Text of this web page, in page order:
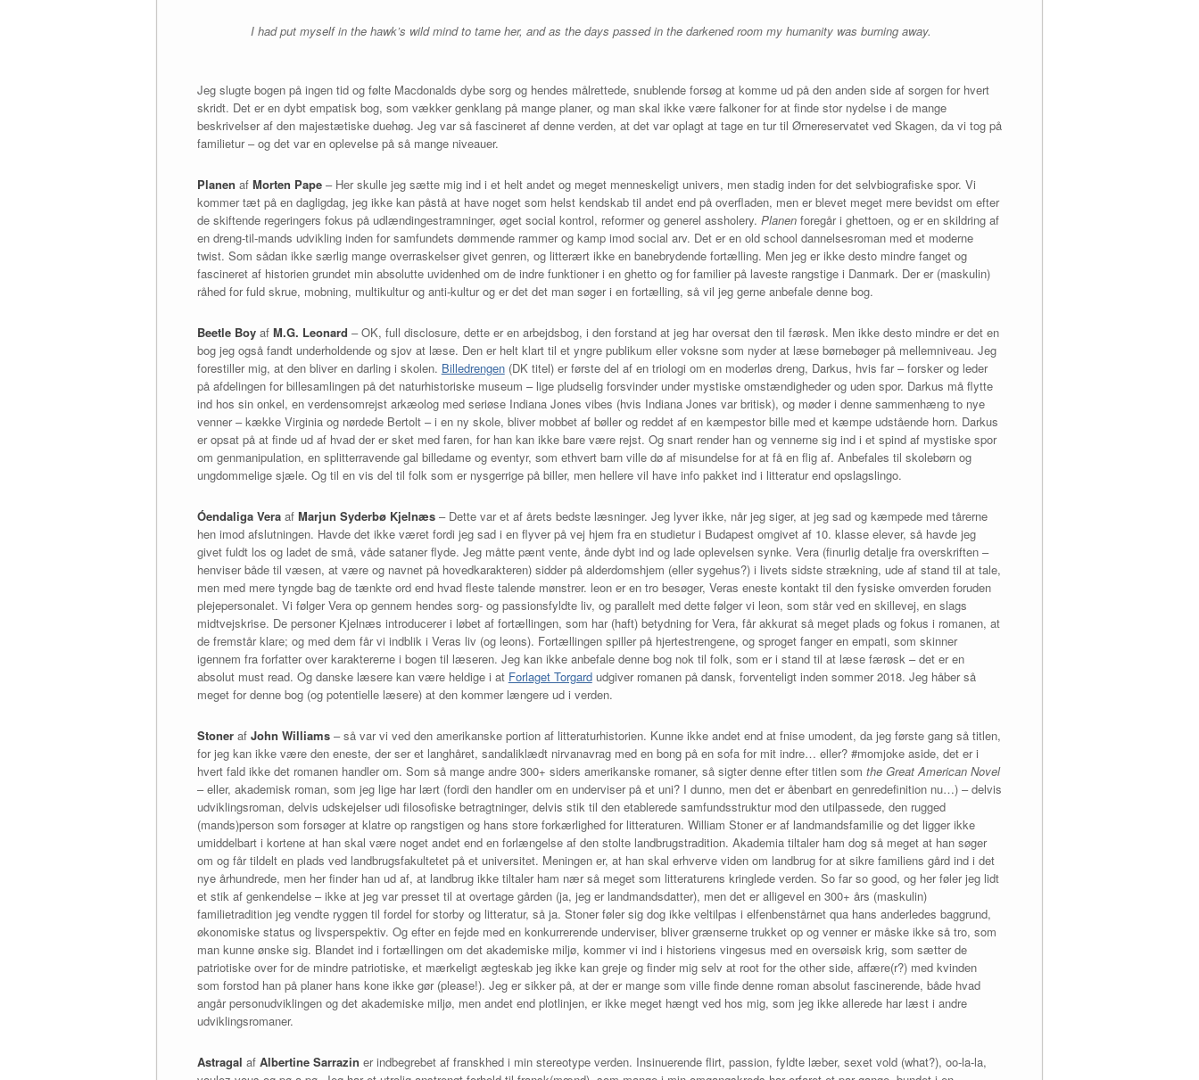
I had put myself in the hawk’s wild mind to tame her, and as the days passed in the darkened room my humanity was burning away.
Jeg slugte bogen på ingen tid og følte Macdonalds dybe sorg og hendes målrettede, snublende forsøg at komme ud på den anden side af sorgen for hvert
skridt. Det er en dybt empatisk bog, som vækker genklang på mange planer, og man skal ikke være falkoner for at finde stor nydelse i de mange
beskrivelser af den majestætiske duehøg. Jeg var så fascineret af denne verden, at det var oplagt at tage en tur til Ørnereservatet ved Skagen, da vi tog på
familietur – og det var en oplevelse på så mange niveauer.
Planen af Morten Pape– Her skulle jeg sætte mig ind i et helt andet og meget menneskeligt univers, men stadig inden for det selvbiografiske spor. Vi
kommer tæt på en dagligdag, jeg ikke kan påstå at have noget som helst kendskab til andet end på overfladen, men er blevet meget mere bevidst om efter
de skiftende regeringers fokus på udlændingestramninger, øget social kontrol, reformer og generel assholery. Planenforegår i ghettoen, og er en skildring af
en dreng-til-mands udvikling inden for samfundets dømmende rammer og kamp imod social arv. Det er en old school dannelsesroman med et moderne
twist. Som sådan ikke særlig mange overraskelser givet genren, og litterært ikke en banebrydende fortælling. Men jeg er ikke desto mindre fanget og
fascineret af historien grundet min absolutte uvidenhed om de indre funktioner i en ghetto og for familier på laveste rangstige i Danmark. Der er (maskulin)
råhed for fuld skrue, mobning, multikultur og anti-kultur og er det det man søger i en fortælling, så vil jeg gerne anbefale denne bog.
Beetle Boyaf M.G. Leonard – OK, full disclosure, dette er en arbejdsbog, i den forstand at jeg har oversat den til færøsk. Men ikke desto mindre er det en
bog jeg også fandt underholdende og sjov at læse. Den er helt klart til et yngre publikum eller voksne som nyder at læse børnebøger på mellemniveau. Jeg
forestiller mig, at den bliver en darling i skolen. Billedrengen(DK titel) er første del af en triologi om en moderløs dreng, Darkus, hvis far – forsker og leder
på afdelingen for billesamlingen på det naturhistoriske museum – lige pludselig forsvinder under mystiske omstændigheder og uden spor. Darkus må flytte
ind hos sin onkel, en verdensomrejst arkæolog med seriøse Indiana Jones vibes (hvis Indiana Jones var britisk), og møder i denne sammenhæng to nye
venner – kække Virginia og nørdede Bertolt – i en ny skole, bliver mobbet af bøller og reddet af en kæmpestor bille med et kæmpe udstående horn. Darkus
er opsat på at finde ud af hvad der er sket med faren, for han kan ikke bare være rejst. Og snart render han og vennerne sig ind i et spind af mystiske spor
om genmanipulation, en splitterravende gal billedame og eventyr, som ethvert barn ville dø af misundelse for at få en flig af. Anbefales til skolebørn og
ungdommelige sjæle. Og til en vis del til folk som er nysgerrige på biller, men hellere vil have info pakket ind i litteratur end opslagslingo.
Óendaliga Veraaf Marjun Syderbø Kjelnæs– Dette var et af årets bedste læsninger. Jeg lyver ikke, når jeg siger, at jeg sad og kæmpede med tårerne
hen imod afslutningen. Havde det ikke været fordi jeg sad i en flyver på vej hjem fra en studietur i Budapest omgivet af 10. klasse elever, så havde jeg
givet fuldt los og ladet de små, våde sataner flyde. Jeg måtte pænt vente, ånde dybt ind og lade oplevelsen synke. Vera (finurlig detalje fra overskriften –
henviser både til væsen, at være og navnet på hovedkarakteren) sidder på alderdomshjem (eller sygehus?) i livets sidste strækning, ude af stand til at tale,
men med mere tyngde bag de tænkte ord end hvad fleste talende mønstrer. leon er en tro besøger, Veras eneste kontakt til den fysiske omverden foruden
plejepersonalet. Vi følger Vera op gennem hendes sorg- og passionsfyldte liv, og parallelt med dette følger vi leon, som står ved en skillevej, en slags
midtvejskrise. De personer Kjelnæs introducerer i løbet af fortællingen, som har (haft) betydning for Vera, får akkurat så meget plads og fokus i romanen, at
de fremstår klare; og med dem får vi indblik i Veras liv (og leons). Fortællingen spiller på hjertestrengene, og sproget fanger en empati, som skinner
igennem fra forfatter over karaktererne i bogen til læseren. Jeg kan ikke anbefale denne bog nok til folk, som er i stand til at læse færøsk – det er en
absolut must read. Og danske læsere kan være heldige i at Forlaget Torgardudgiver romanen på dansk, forventeligt inden sommer 2018. Jeg håber så
meget for denne bog (og potentielle læsere) at den kommer længere ud i verden.
Stoneraf John Williams– så var vi ved den amerikanske portion af litteraturhistorien. Kunne ikke andet end at fnise umodent, da jeg første gang så titlen,
for jeg kan ikke være den eneste, der ser et langhåret, sandaliklædt nirvanavrag med en bong på en sofa for mit indre… eller? #momjoke aside, det er i
hvert fald ikke det romanen handler om. Som så mange andre 300+ siders amerikanske romaner, så sigter denne efter titlen som the Great American Novel
– eller, akademisk roman, som jeg lige har lært (fordi den handler om en underviser på et uni? I dunno, men det er åbenbart en genredefinition nu…) – delvis
udviklingsroman, delvis udskejelser udi filosofiske betragtninger, delvis stik til den etablerede samfundsstruktur mod den utilpassede, den rugged
(mands)person som forsøger at klatre op rangstigen og hans store forkærlighed for litteraturen. William Stoner er af landmandsfamilie og det ligger ikke
umiddelbart i kortene at han skal være noget andet end en forlængelse af den stolte landbrugstradition. Akademia tiltaler ham dog så meget at han søger
om og får tildelt en plads ved landbrugsfakultetet på et universitet. Meningen er, at han skal erhverve viden om landbrug for at sikre familiens gård ind i det
nye århundrede, men her finder han ud af, at landbrug ikke tiltaler ham nær så meget som litteraturens kringlede verden. So far so good, og her føler jeg lidt
et stik af genkendelse – ikke at jeg var presset til at overtage gården (ja, jeg er landmandsdatter), men det er alligevel en 300+ års (maskulin)
familietradition jeg vendte ryggen til fordel for storby og litteratur, så ja. Stoner føler sig dog ikke veltilpas i elfenbenstårnet qua hans anderledes baggrund,
økonomiske status og livsperspektiv. Og efter en fejde med en konkurrerende underviser, bliver grænserne trukket op og venner er måske ikke så tro, som
man kunne ønske sig. Blandet ind i fortællingen om det akademiske miljø, kommer vi ind i historiens vingesus med en oversøisk krig, som sætter de
patriotiske over for de mindre patriotiske, et mærkeligt ægteskab jeg ikke kan greje og finder mig selv at root for the other side, affære(r?) med kvinden
som forstod han på planer hans kone ikke gør (please!). Jeg er sikker på, at der er mange som ville finde denne roman absolut fascinerende, både hvad
angår personudviklingen og det akademiske miljø, men andet end plotlinjen, er ikke meget hængt ved hos mig, som jeg ikke allerede har læst i andre
udviklingsromaner.
Astragal af Albertine Sarrazin er indbegrebet af franskhed i min stereotype verden. Insinuerende flirt, passion, fyldte læber, sexet vold (what?), oo-la-la,